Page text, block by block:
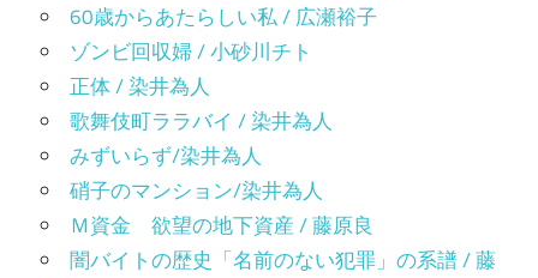
60歳からあたらしい私 / 広瀬裕子
ゾンビ回収婦 / 小砂川チト
正体 / 染井為人
歌舞伎町ララバイ / 染井為人
みずいらず/染井為人
硝子のマンション/染井為人
Ｍ資金 欲望の地下資産 / 藤原良
闇バイトの歴史「名前のない犯罪」の系譜 / 藤